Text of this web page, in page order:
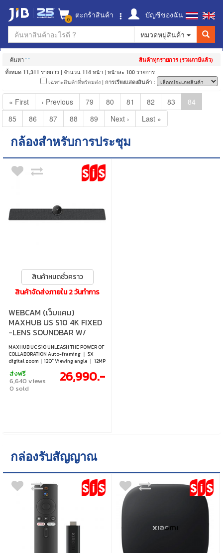
0 ตะกร้าสินค้า
บัญชีของฉัน
หมวดหมู่สินค้า
ค้นหา ' ' สินค้าทุกรายการ (รวมภาษีแล้ว)
ทั้งหมด 11,311 รายการ | จำนวน 114 หน้า | หน้าละ 100 รายการ
เฉพาะสินค้าที่พร้อมส่ง | การเรียงแสดงสินค้า :
« First ‹ Previous 79 80 81 82 83
84
85
86 87 88 89 Next › Last »
กล้องสำหรับการประชุม
สินค้าหมดชั่วคราว
สินค้าจัดส่งภายใน 2 วันทำการ
WEBCAM (เว็บแคม)
MAXHUB US S10 4K FIXED
-LENS SOUNDBAR W/
ANDOID SYSTEM
MAXHUB UC S10 UNLEASH THE POWER OF
COLLABORATION Auto-framing ｜ 5X
digital zoom｜120° Viewing angle ｜ 12MP
ส่งฟรี
6,640 views
0 sold
26,990.-
กล่องรับสัญญาณ